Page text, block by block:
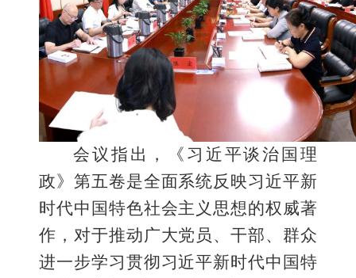
会议指出，《习近平谈治国理
政》第五卷是全面系统反映习近平新
时代中国特色社会主义思想的权威著
作，对于推动广大党员、干部、群众
进一步学习贯彻习近平新时代中国特